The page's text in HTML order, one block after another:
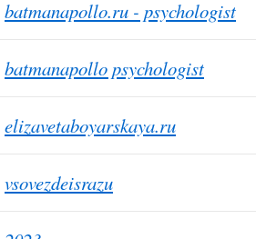
batmanapollo.ru - psychologist
batmanapollo psychologist
elizavetaboyarskaya.ru
vsovezdeisrazu